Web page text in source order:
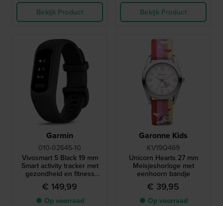
Bekijk Product
Bekijk Product
Garmin
010-02645-10
Vivosmart 5 Black 19 mm
Smart activity tracker met
gezondheid en fitness
functies
€ 149,99
● Op voorraad
Garonne Kids
KV19Q469
Unicorn Hearts 27 mm
Meisjeshorloge met
eenhoorn bandje
€ 39,95
● Op voorraad